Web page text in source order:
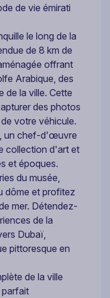
de vie émirati
le long de la
de 8 km de
offrant
Arabique, des
de la ville. Cette
des photos
votre véhicule.
un chef-d'œuvre
collection d'art et
et époques.
du musée,
dôme et profitez
mer. Détendez-
de la
Dubaï,
pittoresque en
de la ville